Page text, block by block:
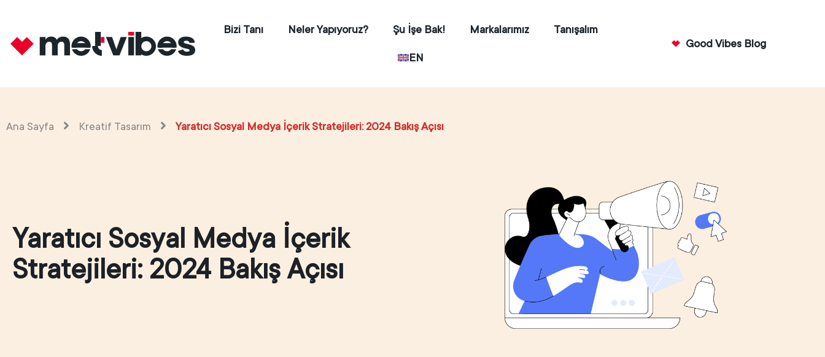
Bizi Tanı Neler Yapıyoruz? Şu İşe Bak! Markalarımız Tanışalım
EN
Good Vibes Blog
Ana Sayfa Kreatif Tasarım Yaratıcı Sosyal Medya İçerik Stratejileri: 2024 Bakış Açısı
Yaratıcı Sosyal Medya İçerik
Stratejileri: 2024 Bakış Açısı